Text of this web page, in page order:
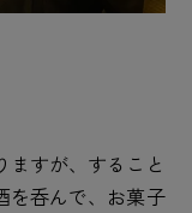
ますが、すること
を呑んで、お菓子